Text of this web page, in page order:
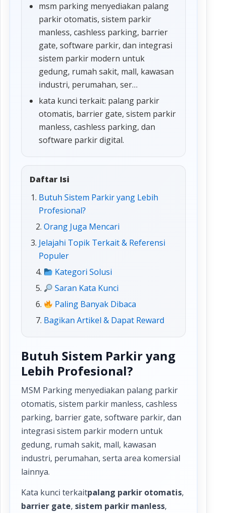
msm parking menyediakan palang
parkir otomatis, sistem parkir
manless, cashless parking, barrier
gate, software parkir, dan integrasi
sistem parkir modern untuk
gedung, rumah sakit, mall, kawasan
industri, perumahan, ser…
kata kunci terkait: palang parkir
otomatis, barrier gate, sistem parkir
manless, cashless parking, dan
software parkir digital.
Daftar Isi
Butuh Sistem Parkir yang Lebih
Profesional?
Orang Juga Mencari
Jelajahi Topik Terkait & Referensi
Populer
Kategori Solusi
Saran Kata Kunci
Paling Banyak Dibaca
Bagikan Artikel & Dapat Reward
Butuh Sistem Parkir yang
Lebih Profesional?
MSM Parking menyediakan palang parkir
otomatis, sistem parkir manless, cashless
parking, barrier gate, software parkir, dan
integrasi sistem parkir modern untuk
gedung, rumah sakit, mall, kawasan
industri, perumahan, serta area komersial
lainnya.
Kata kunci terkaitpalang parkir otomatis,
barrier gate, sistem parkir manless,